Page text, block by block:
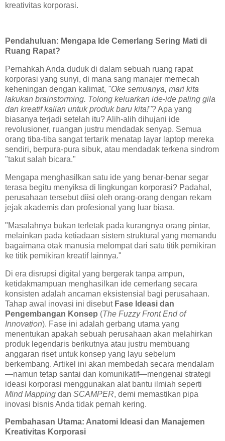
kreativitas korporasi.
Pendahuluan: Mengapa Ide Cemerlang Sering Mati di
Ruang Rapat?
Pernahkah Anda duduk di dalam sebuah ruang rapat
korporasi yang sunyi, di mana sang manajer memecah
keheningan dengan kalimat, "Oke semuanya, mari kita
lakukan brainstorming. Tolong keluarkan ide-ide paling gila
dan kreatif kalian untuk produk baru kita!"? Apa yang
biasanya terjadi setelah itu? Alih-alih dihujani ide
revolusioner, ruangan justru mendadak senyap. Semua
orang tiba-tiba sangat tertarik menatap layar laptop mereka
sendiri, berpura-pura sibuk, atau mendadak terkena sindrom
"takut salah bicara."
Mengapa menghasilkan satu ide yang benar-benar segar
terasa begitu menyiksa di lingkungan korporasi? Padahal,
perusahaan tersebut diisi oleh orang-orang dengan rekam
jejak akademis dan profesional yang luar biasa.
"Masalahnya bukan terletak pada kurangnya orang pintar,
melainkan pada ketiadaan sistem struktural yang memandu
bagaimana otak manusia melompat dari satu titik pemikiran
ke titik pemikiran kreatif lainnya."
Di era disrupsi digital yang bergerak tanpa ampun,
ketidakmampuan menghasilkan ide cemerlang secara
konsisten adalah ancaman eksistensial bagi perusahaan.
Tahap awal inovasi ini disebut Fase Ideasi dan
Pengembangan Konsep (The Fuzzy Front End of
Innovation). Fase ini adalah gerbang utama yang
menentukan apakah sebuah perusahaan akan melahirkan
produk legendaris berikutnya atau justru membuang
anggaran riset untuk konsep yang layu sebelum
berkembang. Artikel ini akan membedah secara mendalam
—namun tetap santai dan komunikatif—mengenai strategi
ideasi korporasi menggunakan alat bantu ilmiah seperti
Mind Mapping dan SCAMPER, demi memastikan pipa
inovasi bisnis Anda tidak pernah kering.
Pembahasan Utama: Anatomi Ideasi dan Manajemen
Kreativitas Korporasi